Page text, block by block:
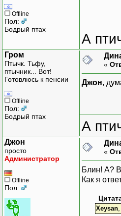
}
Offline
Пол:
Бодрый птах
А
Гром
Птычк. Тьфу,
птычник... Вот!
Готовлюсь к пенсии
Offline
Пол:
Бодрый птах
«
Джон,
А
Джон
просто
Администратор
Offline
Пол:
«
Блин! А?
Как я
Xeysan,